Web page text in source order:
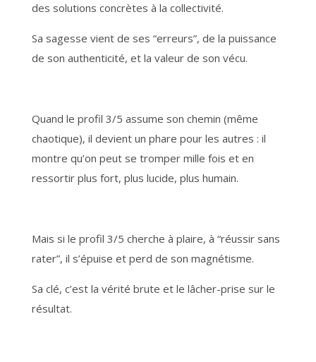
des solutions concrètes à la collectivité.
Sa sagesse vient de ses “erreurs”, de la puissance
de son authenticité, et la valeur de son vécu.
Quand le profil 3/5 assume son chemin (même
chaotique), il devient un phare pour les autres : il
montre qu’on peut se tromper mille fois et en
ressortir plus fort, plus lucide, plus humain.
Mais si le profil 3/5 cherche à plaire, à “réussir sans
rater”, il s’épuise et perd de son magnétisme.
Sa clé, c’est la vérité brute et le lâcher-prise sur le
résultat.